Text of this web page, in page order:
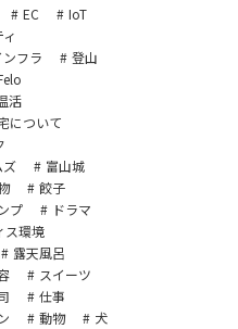
EC
IoT
フラ
登山
活
について
ズ
富山城
餃子
プ
ドラマ
ス環境
露天風呂
スイーツ
仕事
動物
犬